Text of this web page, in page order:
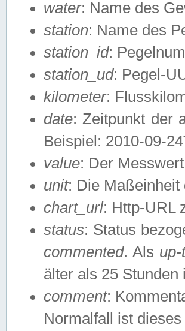
water: Name des
station: Name des
station_id:
station_ud: Pegel-
kilometer:
date: Zeitpunkt der
Beispiel: 2010-09-
value: Der
unit: Die Maßeinheit
chart_url: Http-URL
status: Status
commented. Als up-
älter als 25 Stunden
comment:
Normalfall ist dieses